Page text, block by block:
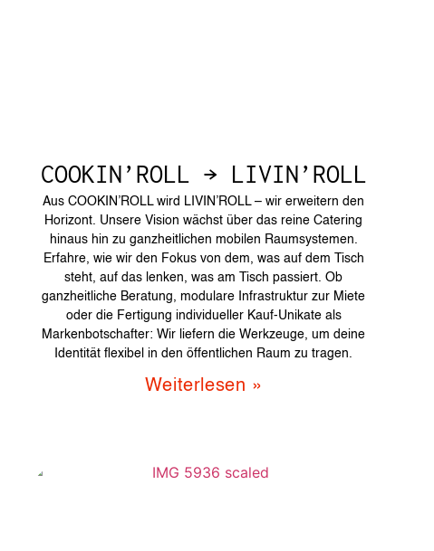
COOKIN’ROLL → LIVIN’ROLL
Aus COOKIN’ROLL wird LIVIN’ROLL – wir erweitern den
Horizont. Unsere Vision wächst über das reine Catering
hinaus hin zu ganzheitlichen mobilen Raumsystemen.
Erfahre, wie wir den Fokus von dem, was auf dem Tisch
steht, auf das lenken, was am Tisch passiert. Ob
ganzheitliche Beratung, modulare Infrastruktur zur Miete
oder die Fertigung individueller Kauf-Unikate als
Markenbotschafter: Wir liefern die Werkzeuge, um deine
Identität flexibel in den öffentlichen Raum zu tragen.
Weiterlesen »